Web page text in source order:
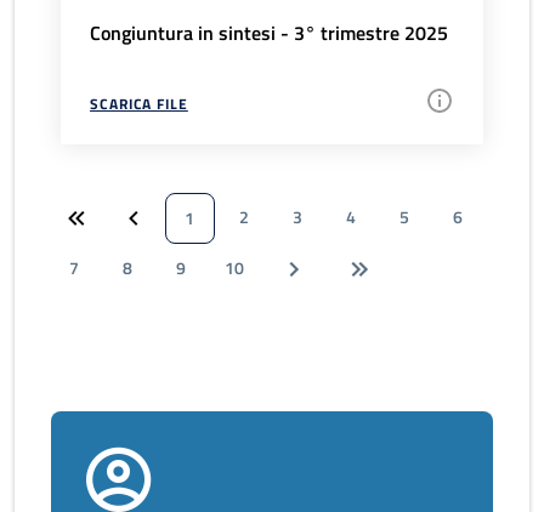
Congiuntura in sintesi - 3° trimestre 2025
SCARICA FILE
1 2 3 4 5
6
7
8 9 10